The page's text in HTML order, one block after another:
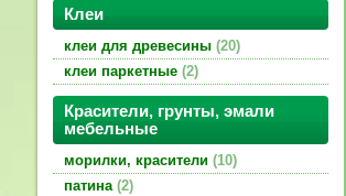
Клеи
клеи для древесины 20
клеи паркетные 2
Красители, грунты, эмали
мебельные
морилки, красители 10
патина 2